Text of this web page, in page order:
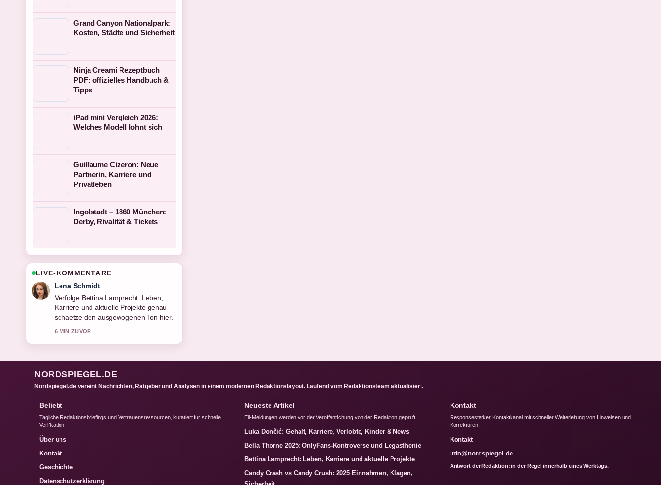
Grand Canyon Nationalpark:
Kosten, Städte und Sicherheit
Ninja Creami Rezeptbuch
PDF: offizielles Handbuch &
Tipps
iPad mini Vergleich 2026:
Welches Modell lohnt sich
Guillaume Cizeron: Neue
Partnerin, Karriere und
Privatleben
Ingolstadt – 1860 München:
Derby, Rivalität & Tickets
LIVE-KOMMENTARE
Felix Meyer
Hilfreicher Kontext zu Luka Dončić:
Gehalt, Karriere, Verlobte, Kinder
&#038;.... Bitte haltet diesen Liveticker
NORDSPIEGEL.DE
Beliebt
Tagliche Redaktionsbriefings und Vertrauensressourcen, kuratiert fur schnelle
Neueste Artikel
Candy Crash vs Candy Crush: 2025 Einnahmen, Klagen,
Kontakt
Responsestarker Kontaktkanal mit schneller Weiterleitung von Hinweisen und
info@nordspiegel.de